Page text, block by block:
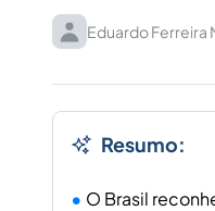
Eduardo Ferreira
Resumo:
O Brasil